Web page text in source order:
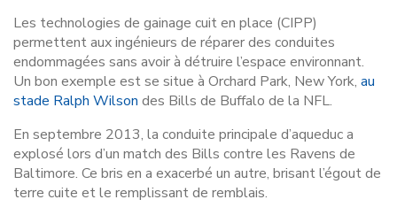
Les technologies de gainage cuit en place (CIPP)
permettent aux ingénieurs de réparer des conduites
endommagées sans avoir à détruire l’espace environnant.
Un bon exemple est se situe à Orchard Park, New York, au
stade Ralph Wilson des Bills de Buffalo de la NFL.
En septembre 2013, la conduite principale d’aqueduc a
explosé lors d’un match des Bills contre les Ravens de
Baltimore. Ce bris en a exacerbé un autre, brisant l’égout de
terre cuite et le remplissant de remblais.